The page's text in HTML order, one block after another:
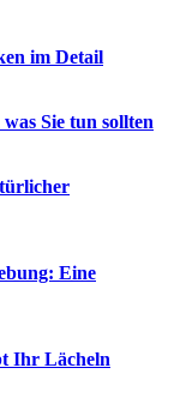
im Detail
Sie tun sollten
Eine
Ihr Lächeln